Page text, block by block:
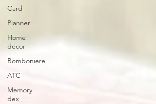
Card
Planner
Home
decor
Bomboniere
ATC
Memory
dex